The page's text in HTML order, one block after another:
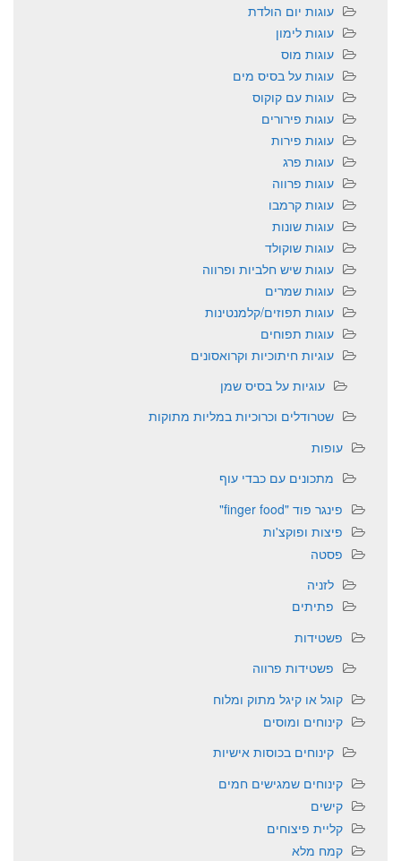
עוגות יום הולדת
עוגות לימון
עוגות מוס
עוגות על בסיס מים
עוגות עם קוקוס
עוגות פירורים
עוגות פירות
עוגות פרג
עוגות פרווה
עוגות קרמבו
עוגות שונות
עוגות שוקולד
עוגות שיש חלביות ופרווה
עוגות שמרים
עוגות תפוזים/קלמנטינות
עוגות תפוחים
עוגיות חיתוכיות וקרואסונים
עוגיות על בסיס שמן
שטרודלים וכרוכיות במליות מתוקות
עופות
מתכונים עם כבדי עוף
פינגר פוד "finger food"
פיצות ופוקצ'ות
פסטה
לזניה
פתיתים
פשטידות
פשטידות פרווה
קוגל או קיגל מתוק ומלוח
קינוחים ומוסים
קינוחים בכוסות אישיות
קינוחים שמגישים חמים
קישים
קליית פיצוחים
קמח מלא